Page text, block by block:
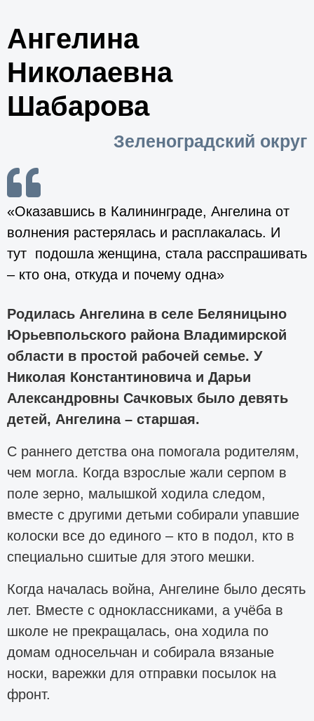
Ангелина
Николаевна
Шабарова
Зеленоградский округ
«Оказавшись в Калининграде, Ангелина от
волнения растерялась и расплакалась. И
тут подошла женщина, стала расспрашивать
– кто она, откуда и почему одна»
Родилась Ангелина в селе Беляницыно
Юрьевпольского района Владимирской
области в простой рабочей семье. У
Николая Константиновича и Дарьи
Александровны Сачковых было девять
детей, Ангелина – старшая.
С раннего детства она помогала родителям,
чем могла. Когда взрослые жали серпом в
поле зерно, малышкой ходила следом,
вместе с другими детьми собирали упавшие
колоски все до единого – кто в подол, кто в
специально сшитые для этого мешки.
Когда началась война, Ангелине было десять
лет. Вместе с одноклассниками, а учёба в
школе не прекращалась, она ходила по
домам односельчан и собирала вязаные
носки, варежки для отправки посылок на
фронт.